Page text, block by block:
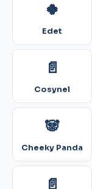
🍀
Edet
📄
Cosynel
🐼
Cheeky Panda
📄